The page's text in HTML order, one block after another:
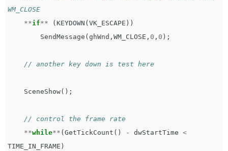
WM_CLOSE
**if** ( KEYDOWN ( VK_ESCAPE ))
SendMessage ( ghWnd , WM_CLOSE , 0 , 0 );
// another key down is test here
SceneShow();
// control the frame rate
**while** ( GetTickCount () - dwStartTime <
TIME_IN_FRAME )